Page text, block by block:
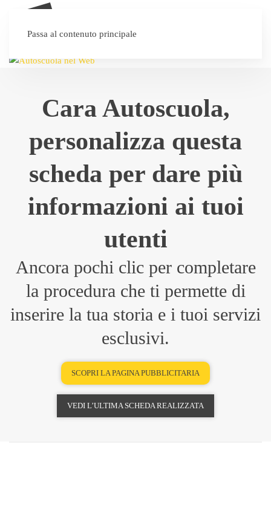
Passa al contenuto principale
Cara Autoscuola,
personalizza questa
scheda per dare più
informazioni ai tuoi
utenti
Ancora pochi clic per completare
la procedura che ti permette di
inserire la tua storia e i tuoi servizi
esclusivi.
SCOPRI LA PAGINA PUBBLICITARIA
VEDI L’ULTIMA SCHEDA REALIZZATA